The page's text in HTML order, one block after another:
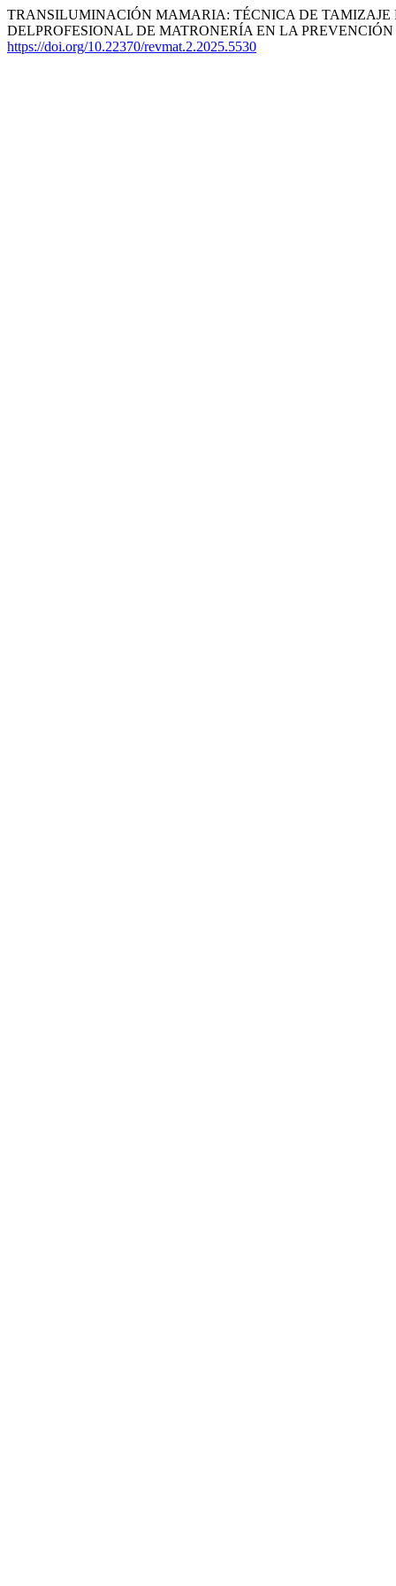
TRANSILUMINACIÓN MAMARIA: TÉCNICA DE
DELPROFESIONAL DE MATRONERÍA EN LA
https://doi.org/10.22370/revmat.2.2025.5530